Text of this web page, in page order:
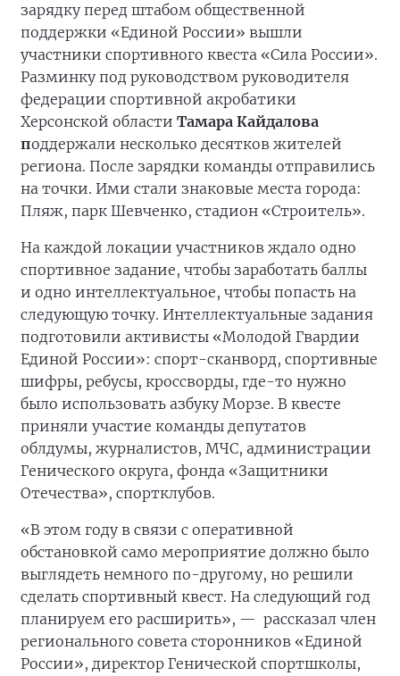
зарядку перед штабом общественной
поддержки «Единой России» вышли
участники спортивного квеста «Сила России».
Разминку под руководством руководителя
федерации спортивной акробатики
Херсонской области Тамара Кайдалова
поддержали несколько десятков жителей
региона. После зарядки команды отправились
на точки. Ими стали знаковые места города:
Пляж, парк Шевченко, стадион «Строитель».
На каждой локации участников ждало одно
спортивное задание, чтобы заработать баллы
и одно интеллектуальное, чтобы попасть на
следующую точку. Интеллектуальные задания
подготовили активисты «Молодой Гвардии
Единой России»: спорт-сканворд, спортивные
шифры, ребусы, кроссворды, где-то нужно
было использовать азбуку Морзе. В квесте
приняли участие команды депутатов
облдумы, журналистов, МЧС, администрации
Генического округа, фонда «Защитники
Отечества», спортклубов.
«В этом году в связи с оперативной
обстановкой само мероприятие должно было
выглядеть немного по-другому, но решили
сделать спортивный квест. На следующий год
планируем его расширить», — рассказал член
регионального совета сторонников «Единой
России», директор Генической спортшколы,